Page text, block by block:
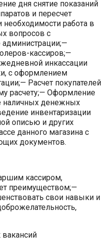
дня снятие показаний
и пересчет
необходимости работа в
вопросов с
администрации;—
кассиров;—
инкассации
с оформлением
Расчет покупателей
расчету;— Оформление
наличных денежных
инвентаризации
описью и других
данного магазина с
документов.
кассиром,
преимуществом;—
свои навыки и